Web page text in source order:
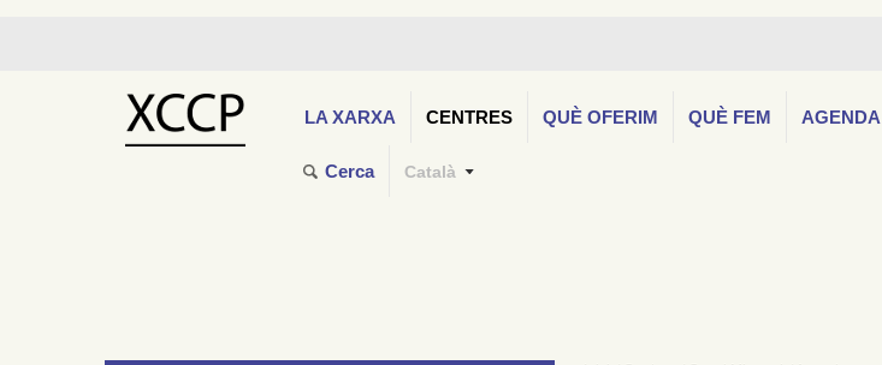
LA XARXA CENTRES QUÈ OFERIM QUÈ FEM AGENDA
Cerca Català